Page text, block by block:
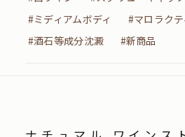
#ミディアムボディ
#マロラク
#酒石等成分沈澱
#新商品